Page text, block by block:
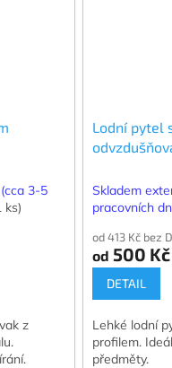
3-5
ks)
z
Lodní pytel
Skladem
pracovních
od 413 Kč bez
od 500 Kč
DETAIL
Lehké lodní
profilem.
předměty.